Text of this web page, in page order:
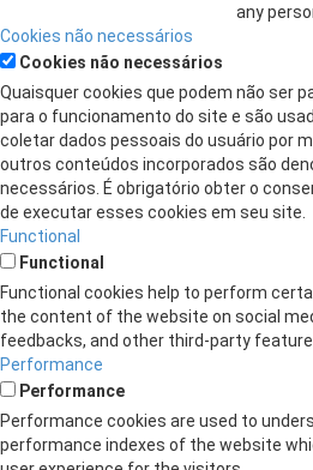
any
Cookies não necessários
Cookies não necessários
Quaisquer cookies que podem não ser
para o funcionamento do site e são
coletar dados pessoais do usuário por
outros conteúdos incorporados são
necessários. É obrigatório obter o
de executar esses cookies em seu site.
Functional
Functional
Functional cookies help to perform
the content of the website on social
feedbacks, and other third-party
Performance
Performance
Performance cookies are used to
performance indexes of the website